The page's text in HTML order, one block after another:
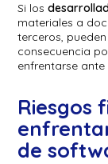
Si los
materiales a
terceros,
consecuencia
enfrentarse
Riesgos
de